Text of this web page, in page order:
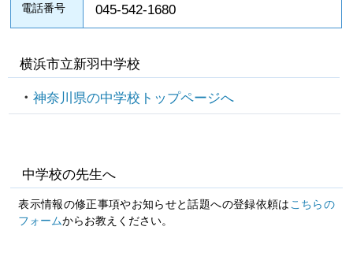
電話番号 045-542-1680
横浜市立新羽中学校
神奈川県の中学校トップページへ
中学校の先生へ
表示情報の修正事項やお知らせと話題への登録依頼は こちらの
フォームからお教えください。